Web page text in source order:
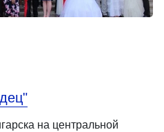
на центральной